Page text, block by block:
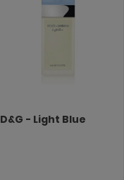
D&G - Light Blue